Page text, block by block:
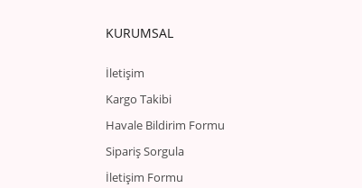
KURUMSAL
İletişim
Kargo Takibi
Havale Bildirim Formu
Sipariş Sorgula
İletişim Formu